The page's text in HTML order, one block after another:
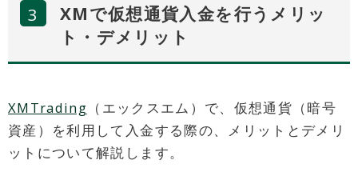
XMで仮想通貨入金を行うメリッ
ト・デメリット
XMTrading （エックスエム）で、仮想通貨（暗号
資産）を利用して入金する際の、メリットとデメリ
ットについて解説します。